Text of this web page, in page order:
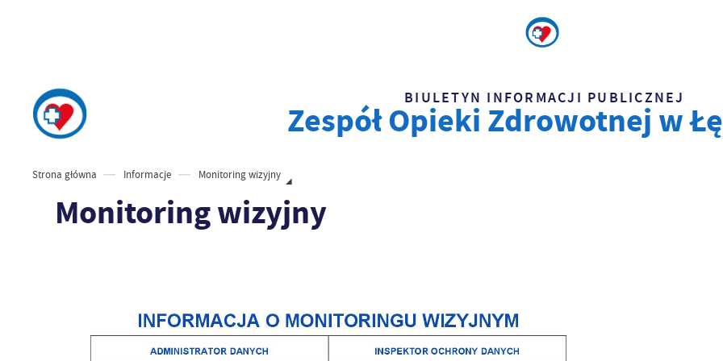
BIULETYN INFORMACJI PUBLICZNEJ
Zespół Opieki Zdrowotnej w
Strona główna Informacje Monitoring wizyjny
Monitoring wizyjny